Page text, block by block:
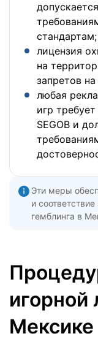
стандартам;
лицензия
на
запретов
любая
игр
SEGOB и
Эти меры
и
гемблинга в
игорной
Мексике